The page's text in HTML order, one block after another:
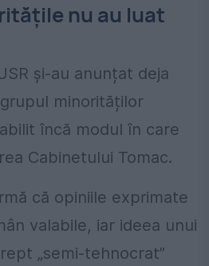
nu au luat
și-au anunțat deja
minorităților
încă modul în care
Cabinetului Tomac.
că opiniile exprimate
valabile, iar ideea unui
„semi-tehnocrat”